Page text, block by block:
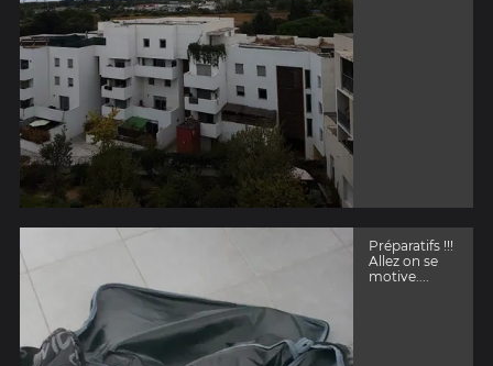
Préparatifs !!!
Allez on se
motive....